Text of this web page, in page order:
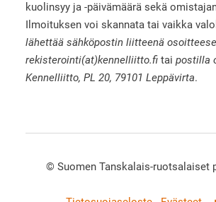
kuolinsyy ja -päivämäärä sekä
Ilmoituksen voi skannata tai vaikka
lähettää sähköpostin liitteenä
rekisterointi(at)kennelliitto.fi tai postilla
Kennelliitto, PL 20, 79101 Leppävirta.
© Suomen Tanskalais-ruotsalaiset